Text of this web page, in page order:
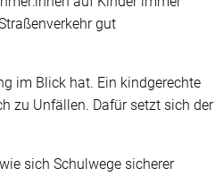
gut
im Blick hat. Ein kindgerechte
zu Unfällen. Dafür setzt sich der
sich Schulwege sicherer